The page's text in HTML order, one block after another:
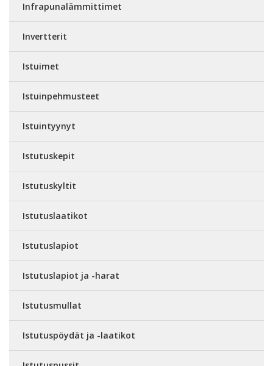
Infrapunalämmittimet
Invertterit
Istuimet
Istuinpehmusteet
Istuintyynyt
Istutuskepit
Istutuskyltit
Istutuslaatikot
Istutuslapiot
Istutuslapiot ja -harat
Istutusmullat
Istutuspöydät ja -laatikot